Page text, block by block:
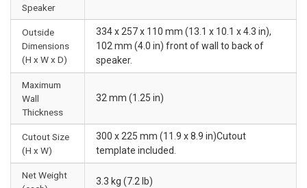
Speaker
Outside
Dimensions
(H x W x D)
334 x 257 x 110 mm (13.1 x 10.1 x 4.3 in),
102 mm (4.0 in) front of wall to back of
speaker.
Maximum
Wall
Thickness
32 mm (1.25 in)
Cutout Size
(H x W)
300 x 225 mm (11.9 x 8.9 in)Cutout
template included.
Net Weight
3.3 kg (7.2 lb)